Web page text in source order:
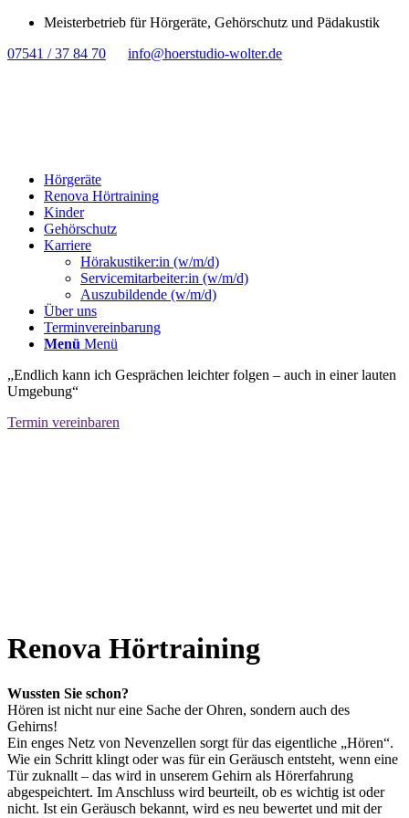
Meisterbetrieb für Hörgeräte, Gehörschutz und Pädakustik
07541 / 37 84 70
info@hoerstudio-wolter.de
Hörgeräte
Renova Hörtraining
Kinder
Gehörschutz
Karriere
Hörakustiker:in (w/m/d)
Servicemitarbeiter:in (w/m/d)
Auszubildende (w/m/d)
Über uns
Terminvereinbarung
Menü Menü
„Endlich kann ich Gesprächen leichter folgen – auch in einer lauten
Umgebung“
Termin vereinbaren
Renova Hörtraining
Wussten Sie schon?
Hören ist nicht nur eine Sache der Ohren, sondern auch des
Gehirns!
Ein enges Netz von Nevenzellen sorgt für das eigentliche „Hören“.
Wie ein Schritt klingt oder was für ein Geräusch entsteht, wenn eine
Tür zuknallt – das wird in unserem Gehirn als Hörerfahrung
abgespeichtert. Im Anschluss wird beurteilt, ob es wichtig ist oder
nicht. Ist ein Geräusch bekannt, wird es neu bewertet und mit der